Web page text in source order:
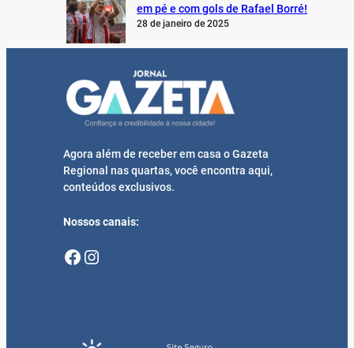
em pé e com gols de Rafael Borré!
28 de janeiro de 2025
Agora além de receber em casa o Gazeta
Regional nas quartas, você encontra aqui,
conteúdos exclusivos.
Nossos canais:
Facebook Instagram